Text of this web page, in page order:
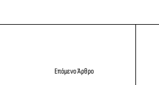
Επόμενο Άρθρο